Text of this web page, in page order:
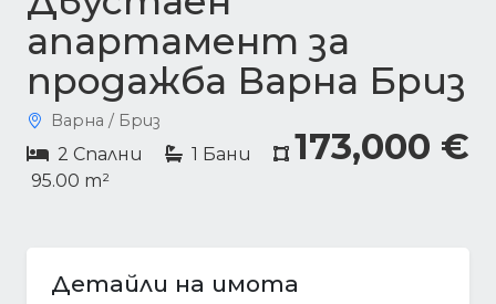
апартамент за
продажба Варна Бриз
173,000 €
Варна / Бриз
2 Спални
1 Бани
95.00 m²
Детайли на имота